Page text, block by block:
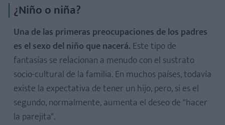
¿Niño o niña?
Una de las primeras preocupaciones de los padres
es el sexo del niño que nacerá. Este tipo de
fantasías se relacionan a menudo con el sustrato
socio-cultural de la familia. En muchos países, todavía
existe la expectativa de tener un hijo, pero, si es el
segundo, normalmente, aumenta el deseo de "hacer
la parejita".